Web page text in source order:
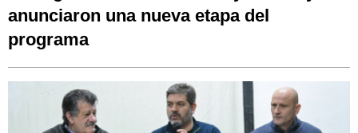
anunciaron una nueva etapa del
programa